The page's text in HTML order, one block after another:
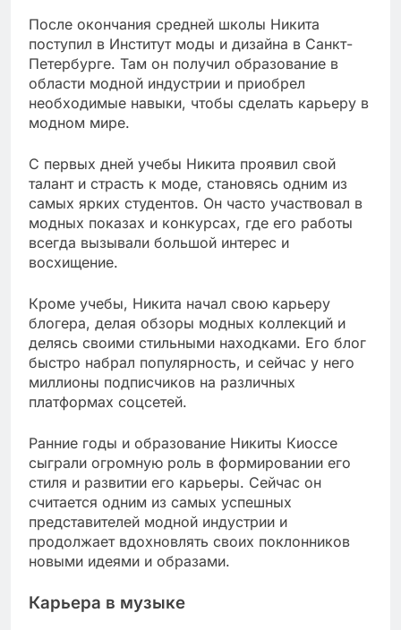
После окончания средней школы Никита
поступил в Институт моды и дизайна в Санкт-
Петербурге. Там он получил образование в
области модной индустрии и приобрел
необходимые навыки, чтобы сделать карьеру в
модном мире.
С первых дней учебы Никита проявил свой
талант и страсть к моде, становясь одним из
самых ярких студентов. Он часто участвовал в
модных показах и конкурсах, где его работы
всегда вызывали большой интерес и
восхищение.
Кроме учебы, Никита начал свою карьеру
блогера, делая обзоры модных коллекций и
делясь своими стильными находками. Его блог
быстро набрал популярность, и сейчас у него
миллионы подписчиков на различных
платформах соцсетей.
Ранние годы и образование Никиты Киоссе
сыграли огромную роль в формировании его
стиля и развитии его карьеры. Сейчас он
считается одним из самых успешных
представителей модной индустрии и
продолжает вдохновлять своих поклонников
новыми идеями и образами.
Карьера в музыке